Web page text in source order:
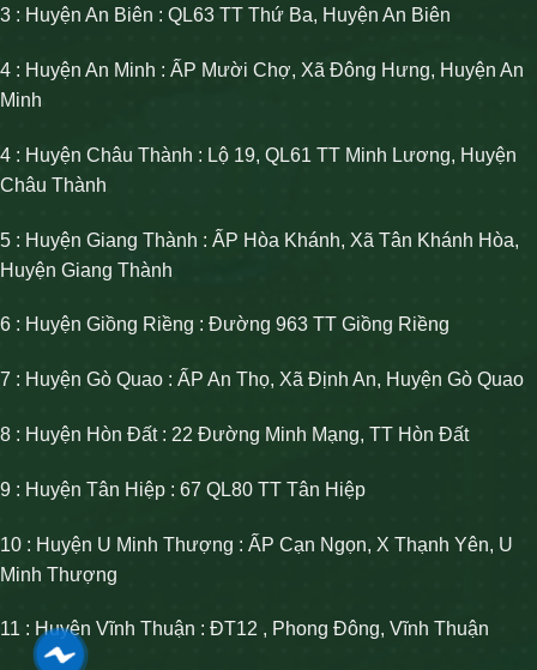
3 : Huyện An Biên : QL63 TT Thứ Ba, Huyện An Biên
4 : Huyện An Minh : ẤP Mười Chợ, Xã Đông Hưng, Huyện An
Minh
4 : Huyện Châu Thành : Lộ 19, QL61 TT Minh Lương, Huyện
Châu Thành
5 : Huyện Giang Thành : ẤP Hòa Khánh, Xã Tân Khánh Hòa,
Huyện Giang Thành
6 : Huyện Giồng Riềng : Đường 963 TT Giồng Riềng
7 : Huyện Gò Quao : ẤP An Thọ, Xã Định An, Huyện Gò Quao
8 : Huyện Hòn Đất : 22 Đường Minh Mạng, TT Hòn Đất
9 : Huyện Tân Hiệp : 67 QL80 TT Tân Hiệp
10 : Huyện U Minh Thượng : ẤP Cạn Ngọn, X Thạnh Yên, U
Minh Thượng
11 : Huyện Vĩnh Thuận : ĐT12 , Phong Đông, Vĩnh Thuận